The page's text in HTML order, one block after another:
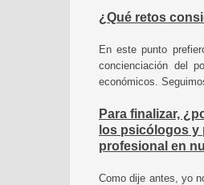
¿Qué retos
En este punto
concienciación del
económicos.
Para finalizar,
los psicólogos y
profesional en
Como dije antes, yo